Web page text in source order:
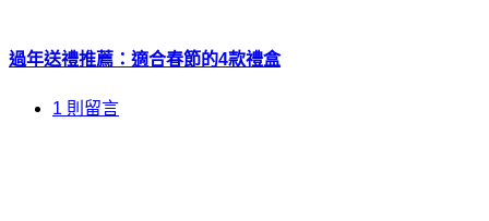
過年送禮推薦：適合春節的4款禮盒
1 則留言